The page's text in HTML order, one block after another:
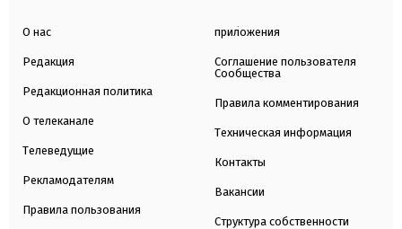
О нас
Редакция
Редакционная политика
О телеканале
Телеведущие
Рекламодателям
Правила пользования
приложения
Соглашение пользователя
Сообщества
Правила комментирования
Техническая информация
Контакты
Вакансии
Структура собственности